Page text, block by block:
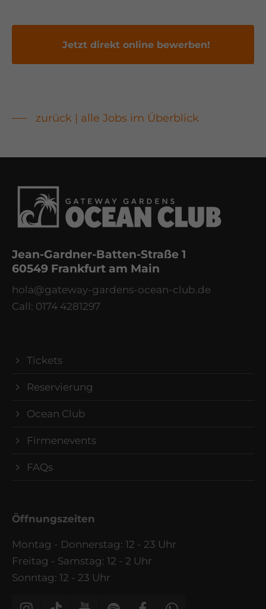
Jetzt direkt online bewerben!
zurück | alle Jobs im Überblick
Jean-Gardner-Batten-Straße 1
60549 Frankfurt am Main
hola@gateway-gardens-ocean-club.de
Call: 0174 4281297
Tickets
Reservierung
Ocean Club
Firmenevents
FAQs
Öffnungszeiten
Montag - Donnerstag: 12 - 23 Uhr
Freitag - Samstag: 12 - 2 Uhr
Sonntag: 12 - 23 Uhr